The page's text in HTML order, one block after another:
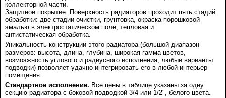
коллекторной части.
Защитное покрытие. Поверхность радиаторов проходит пять стадий
обработки: две стадии очистки, грунтовка, окраска порошковой
эмалью в электростатическом поле, тепловая и
антистатическая обработка.
Уникальность конструкции этого радиатора (большой диапазон
размеров: высота, длина, глубина, широкая гамма цветов,
возмоэжность углового и радиусного исполнения, любые варианты
подводки) позволяет удачно интегрировать его в любой интерьер
помещения.
Стандартное исполнение. Все цены в таблице указаны за одну
секцию радиатора с боковой подводкой 3/4 или 1/2", белого цвета.